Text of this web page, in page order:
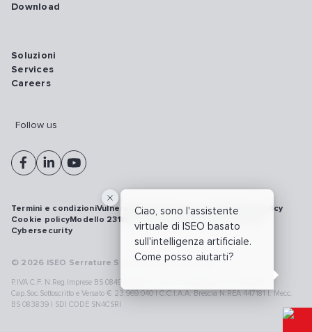
Ciao, sono l'assistente
virtuale di ISEO basato
sull'intelligenza artificiale.
Come posso aiutarti?
Download
Soluzioni
Services
Careers
Follow us
© 2026 ISEO Serrature S.p.A. All right reserved
P.IVA C.F. N.Reg.Imprese BS 08499190018 | Cap.Soc.Deliberato € 24.340.965 |
Cap.Soc.Sottoscritto e Versato € 23.969.040 | C.C.I.A.A. Brescia N.REA 447181 |. Mecc.
BS 083839 | SDI CODE SN4CSRI
Termini e condizioniVulnerability disclosure policyPrivacy policy
Cookie policyModello 231WhistleblowingRichiamo prodotti
Cybersecurity